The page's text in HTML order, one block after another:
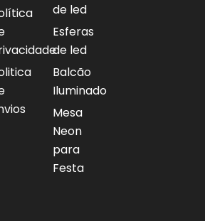
de led
Esferas
de led
Balcão
Iluminado
Mesa
Neon
para
Festa